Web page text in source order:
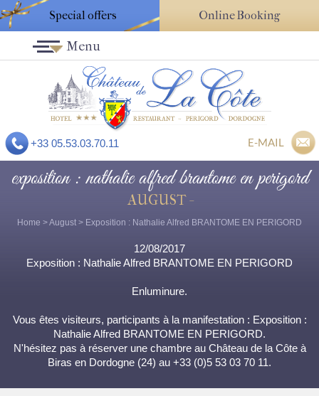
Special offers Online Booking
+33 05.53.03.70.11 E-MAIL
Menu
exposition : nathalie alfred brantome en perigord
AUGUST -
Home >August > Exposition : Nathalie Alfred BRANTOME EN PERIGORD
12/08/2017
Exposition : Nathalie Alfred BRANTOME EN PERIGORD
Enluminure.
Vous êtes visiteurs, participants à la manifestation : Exposition :
Nathalie Alfred BRANTOME EN PERIGORD.
N'hésitez pas à réserver une chambre au Château de la Côte à
Biras en Dordogne (24) au +33 (0)5 53 03 70 11.